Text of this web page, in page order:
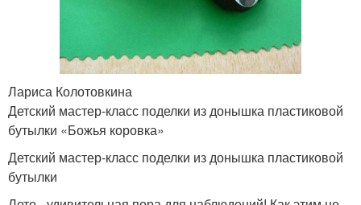
Лариса Колотовкина
Детский мастер-класс поделки из донышка пластиковой
бутылки «Божья коровка»
Детский мастер-класс поделки из донышка пластиковой
бутылки